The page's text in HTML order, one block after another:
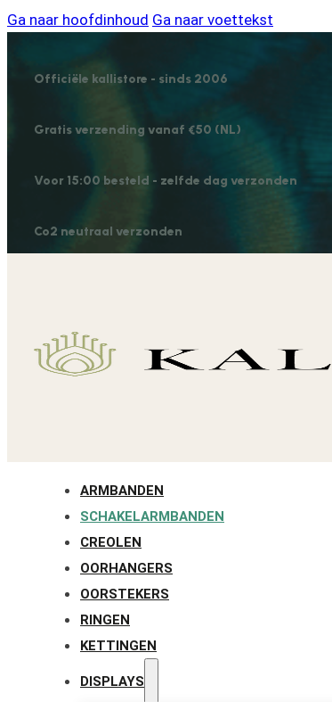
Ga naar hoofdinhoud Ga naar voettekst
Officiële kallistore - sinds 2006
Gratis verzending vanaf €50 (NL)
Voor 15:00 besteld - zelfde dag verzonden
Co2 neutraal verzonden
ARMBANDEN
SCHAKELARMBANDEN
CREOLEN
OORHANGERS
OORSTEKERS
RINGEN
KETTINGEN
DISPLAYS